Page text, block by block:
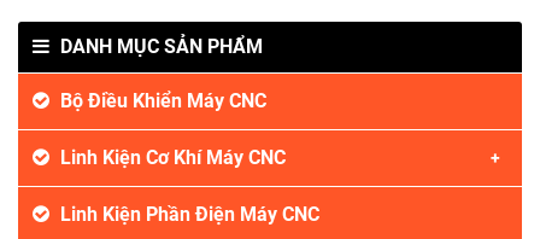
DANH MỤC SẢN PHẨM
Bộ Điều Khiển Máy CNC
Linh Kiện Cơ Khí Máy CNC
Linh Kiện Phần Điện Máy CNC